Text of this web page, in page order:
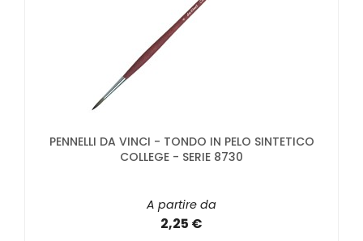
PENNELLI DA VINCI - TONDO IN PELO SINTETICO
COLLEGE - SERIE 8730
A partire da
2,25 €